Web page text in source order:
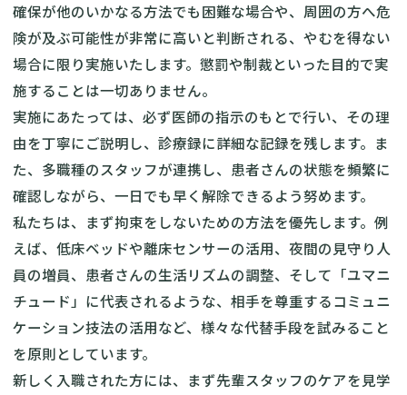
確保が他のいかなる方法でも困難な場合や、周囲の方へ危
険が及ぶ可能性が非常に高いと判断される、やむを得ない
場合に限り実施いたします。懲罰や制裁といった目的で実
施することは一切ありません。
実施にあたっては、必ず医師の指示のもとで行い、その理
由を丁寧にご説明し、診療録に詳細な記録を残します。ま
た、多職種のスタッフが連携し、患者さんの状態を頻繁に
確認しながら、一日でも早く解除できるよう努めます。
私たちは、まず拘束をしないための方法を優先します。例
えば、低床ベッドや離床センサーの活用、夜間の見守り人
員の増員、患者さんの生活リズムの調整、そして「ユマニ
チュード」に代表されるような、相手を尊重するコミュニ
ケーション技法の活用など、様々な代替手段を試みること
を原則としています。
新しく入職された方には、まず先輩スタッフのケアを見学